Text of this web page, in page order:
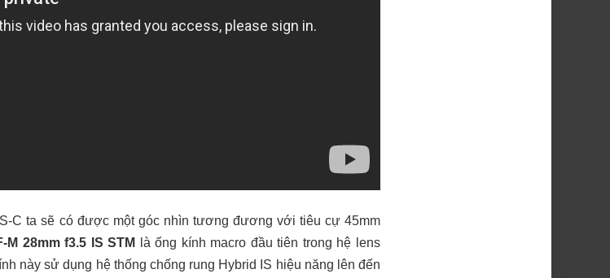
C ta sẽ có được một góc nhìn tương đương với tiêu cự 45mm
M 28mm f3.5 IS STM
là ống kính macro đầu tiên trong hệ lens
này sử dụng hệ thống chống rung Hybrid IS hiệu năng lên đến